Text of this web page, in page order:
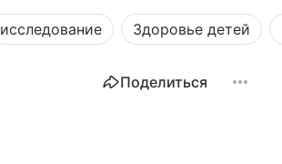
исследование Здоровье детей
Поделиться